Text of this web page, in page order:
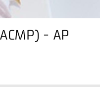
- AP